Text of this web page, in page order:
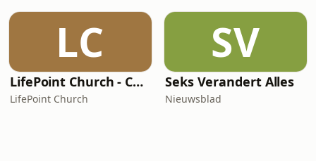
LC
LifePoint Church - Campus de Bruxelles
LifePoint Church
SV
Seks Verandert Alles
Nieuwsblad